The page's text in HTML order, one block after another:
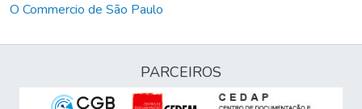
O Commercio de São Paulo
PARCEIROS